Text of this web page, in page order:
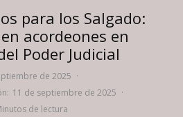
para los Salgado:
acordeones en
Poder Judicial
de 2025 ·
11 de septiembre de 2025 ·
de lectura